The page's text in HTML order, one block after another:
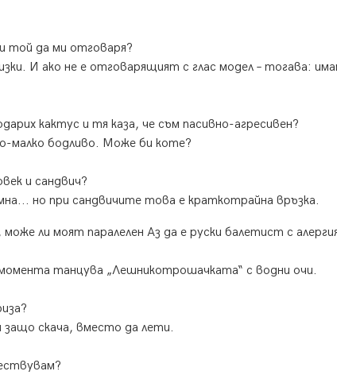
той да ми отговаря?
И ако не е отговарящият с глас модел – тогава:
кактус и тя каза, че съм пасивно-агресивен?
малко бодливо. Може би коте?
и сандвич?
но при сандвичите това е краткотрайна връзка.
може ли моят паралелен Аз да е руски балетист с
танцува „Лешникотрошачката“ с водни очи.
защо скача, вместо да лети.